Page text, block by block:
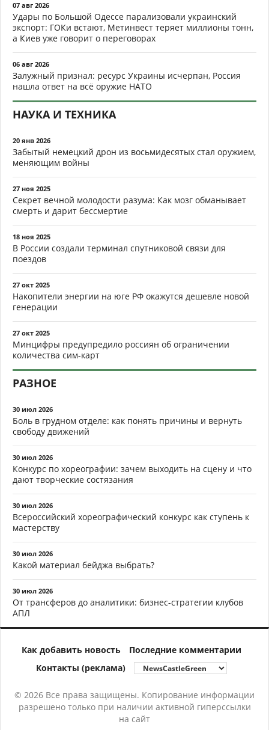
07 авг 2026
Удары по Большой Одессе парализовали украинский
экспорт: ГОКи встают, Метинвест теряет миллионы тонн,
а Киев уже говорит о переговорах
06 авг 2026
Залужный признал: ресурс Украины исчерпан, Россия
нашла ответ на всё оружие НАТО
НАУКА И ТЕХНИКА
20 янв 2026
Забытый немецкий дрон из восьмидесятых стал оружием,
меняющим войны
27 ноя 2025
Секрет вечной молодости разума: Как мозг обманывает
смерть и дарит бессмертие
18 ноя 2025
В России создали терминал спутниковой связи для
поездов
27 окт 2025
Накопители энергии на юге РФ окажутся дешевле новой
генерации
27 окт 2025
Минцифры предупредило россиян об ограничении
количества сим-карт
РАЗНОЕ
30 июл 2026
Боль в грудном отделе: как понять причины и вернуть
свободу движений
30 июл 2026
Конкурс по хореографии: зачем выходить на сцену и что
дают творческие состязания
30 июл 2026
Всероссийский хореографический конкурс как ступень к
мастерству
30 июл 2026
Какой материал бейджа выбрать?
30 июл 2026
От трансферов до аналитики: бизнес-стратегии клубов
АПЛ
Как добавить новость
Последние комментарии
Контакты (реклама)
© 2026 Все права защищены. Копирование информации
разрешено только при наличии активной гиперссылки
на сайт